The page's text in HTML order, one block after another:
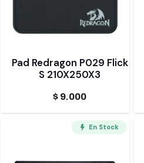
Pad Redragon P029 Flick
S 210X250X3
$ 9.000
En Stock